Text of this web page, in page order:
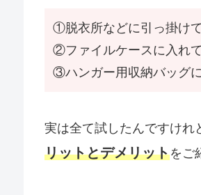
①脱衣所などに引っ掛けて
②ファイルケースに入れて
③ハンガー用収納バッグに
実は全て試したんですけれ
リットとデメリットをご